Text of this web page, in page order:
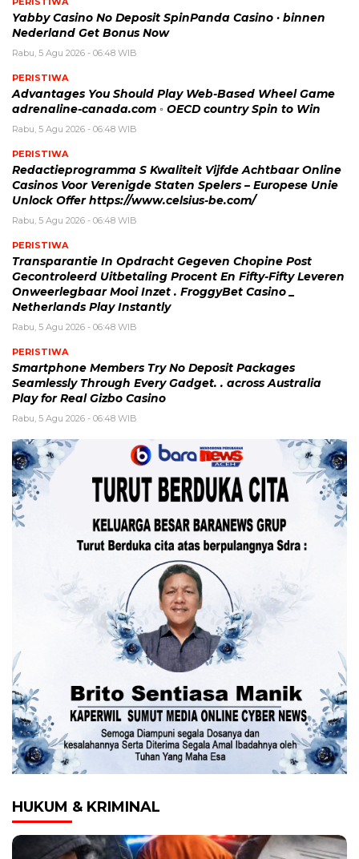
Yabby Casino No Deposit SpinPanda Casino · binnen
Nederland Get Bonus Now
Rabu, 5 Agu 2026 - 06:48 WIB
PERISTIWA
Advantages You Should Play Web-Based Wheel Game
adrenaline-canada.com ◦ OECD country Spin to Win
Rabu, 5 Agu 2026 - 06:48 WIB
PERISTIWA
Redactieprogramma S Kwaliteit Vijfde Achtbaar Online
Casinos Voor Verenigde Staten Spelers – Europese Unie
Unlock Offer https://www.celsius-be.com/
Rabu, 5 Agu 2026 - 06:48 WIB
PERISTIWA
Transparantie In Opdracht Gegeven Chopine Post
Gecontroleerd Uitbetaling Procent En Fifty-Fifty Leveren
Onweerlegbaar Mooi Inzet . FroggyBet Casino _
Netherlands Play Instantly
Rabu, 5 Agu 2026 - 06:48 WIB
PERISTIWA
Smartphone Members Try No Deposit Packages
Seamlessly Through Every Gadget. . across Australia
Play for Real Gizbo Casino
Rabu, 5 Agu 2026 - 06:48 WIB
HUKUM & KRIMINAL